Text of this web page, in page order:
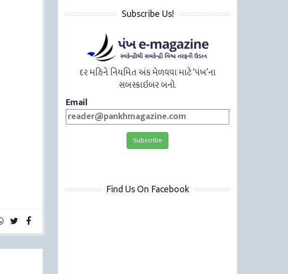
Subscribe Us!
દર મહિને નિયમિત અંક મેળવવા માટે ‘પંખ’ના
સબસ્ક્રાઇબર બનો.
Email
Find Us On Facebook